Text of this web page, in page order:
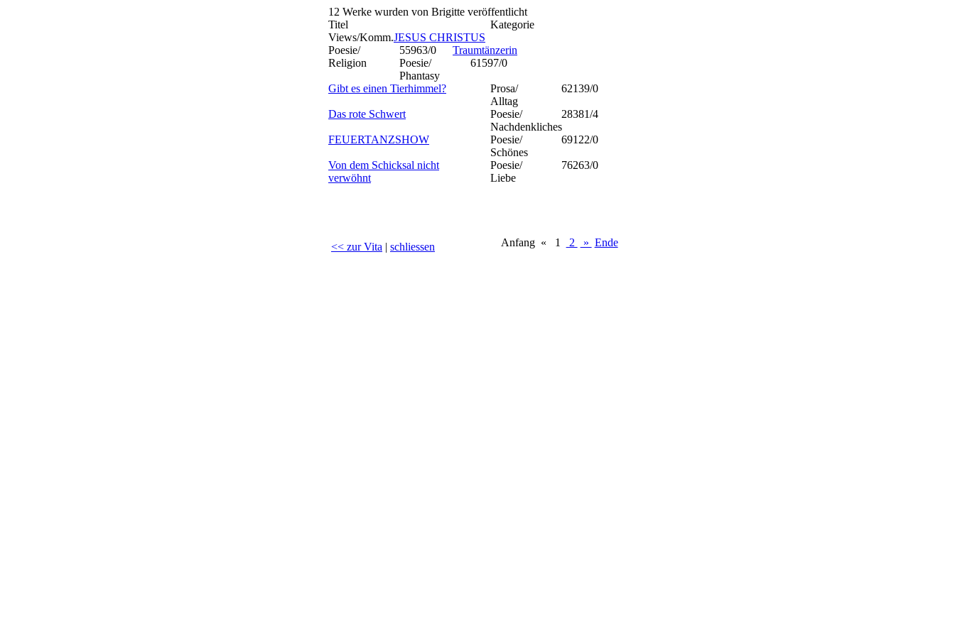
12 Werke wurden von Brigitte veröffentlicht
Titel
Kategorie
Views/Komm.JESUS CHRISTUS
Poesie/
Religion
55963/0
Traumtänzerin
Poesie/
Phantasy
61597/0
Gibt es einen Tierhimmel?
Prosa/
Alltag
62139/0
Das rote Schwert
Poesie/
Nachdenkliches
28381/4
FEUERTANZSHOW
Poesie/
Schönes
69122/0
Von dem Schicksal nicht
verwöhnt
Poesie/
Liebe
76263/0
<< zur Vita | schliessen Anfang « 1 2 » Ende